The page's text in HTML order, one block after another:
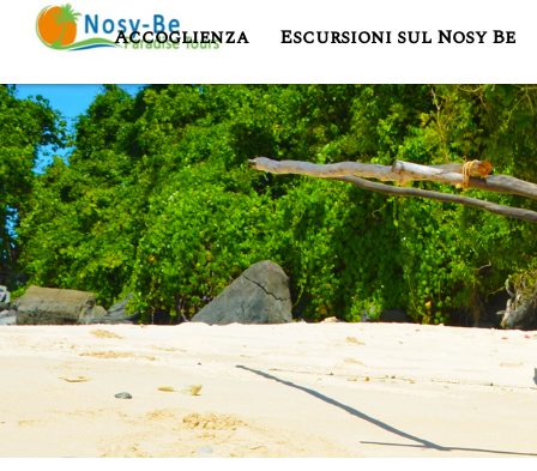
Accoglienza Escursioni sul Nosy Be